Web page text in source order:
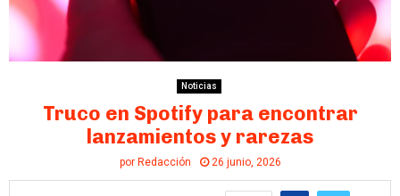
Noticias
Truco en Spotify para encontrar
lanzamientos y rarezas
por Redacción 26 junio, 2026